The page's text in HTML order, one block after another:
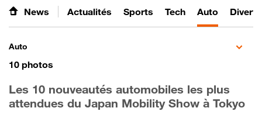
News Actualités Sports Tech Auto
Auto
10 photos
Les 10 nouveautés automobiles les plus
attendues du Japan Mobility Show à Tokyo